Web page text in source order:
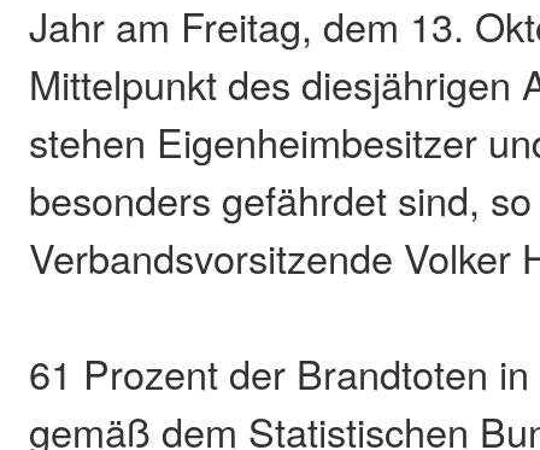
Jahr am Freitag, dem 13.
Mittelpunkt des diesjährigen
stehen Eigenheimbesitzer
besonders gefährdet sind,
Verbandsvorsitzende Volker
61 Prozent der Brandtoten
gemäß dem Statistischen